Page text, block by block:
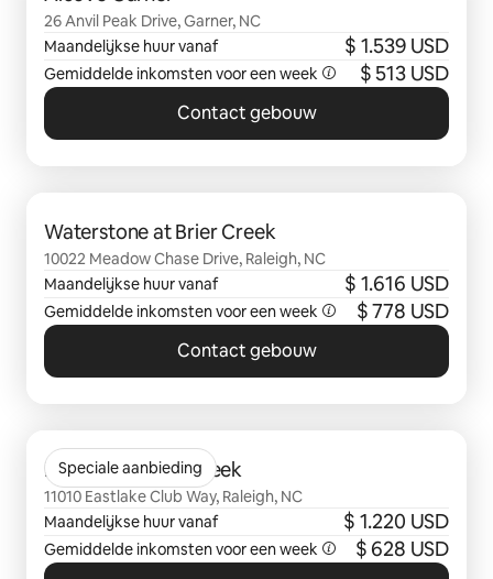
26 Anvil Peak Drive, Garner, NC
Maandelijkse huur vanaf
$ 1.539 USD
Gemiddelde inkomsten voor een week $ 513 USD
Contact gebouw
Waterstone at Brier Creek
10022 Meadow Chase Drive, Raleigh, NC
Maandelijkse huur vanaf
$ 1.616 USD
Gemiddelde inkomsten voor een week $ 778 USD
Contact gebouw
Speciale aanbieding
Braxton at Brier Creek
11010 Eastlake Club Way, Raleigh, NC
Maandelijkse huur vanaf
$ 1.220 USD
Gemiddelde inkomsten voor een week $ 628 USD